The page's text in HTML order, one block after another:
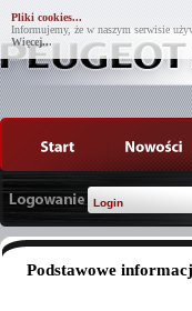
Pliki cookies...
Informujemy, że w naszym serwisie
Więcej...
Podstawowe